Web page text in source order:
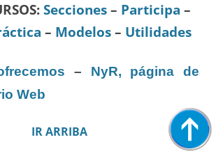
: Secciones – Participa –
– Modelos – Utilidades
– NyR, página de
Web
IR ARRIBA